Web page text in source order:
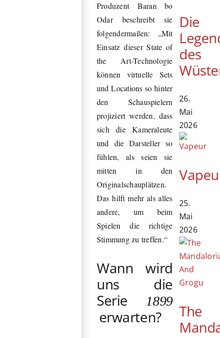
Produzent Baran bo
Odar beschreibt sie
folgendermaßen: „Mit
Einsatz dieser State of
the Art-Technologie
können virtuelle Sets
und Locations so hinter
den Schauspielern
projiziert werden, dass
sich die Kameraleute
und die Darsteller so
fühlen, als seien sie
mitten in den
Originalschauplätzen.
Das hilft mehr als alles
andere, um beim
Spielen die richtige
Stimmung zu treffen.“
Wann wird
uns die
Serie
1899
erwarten?
Die
des
26.
Mai
2026
25.
Mai
2026
The